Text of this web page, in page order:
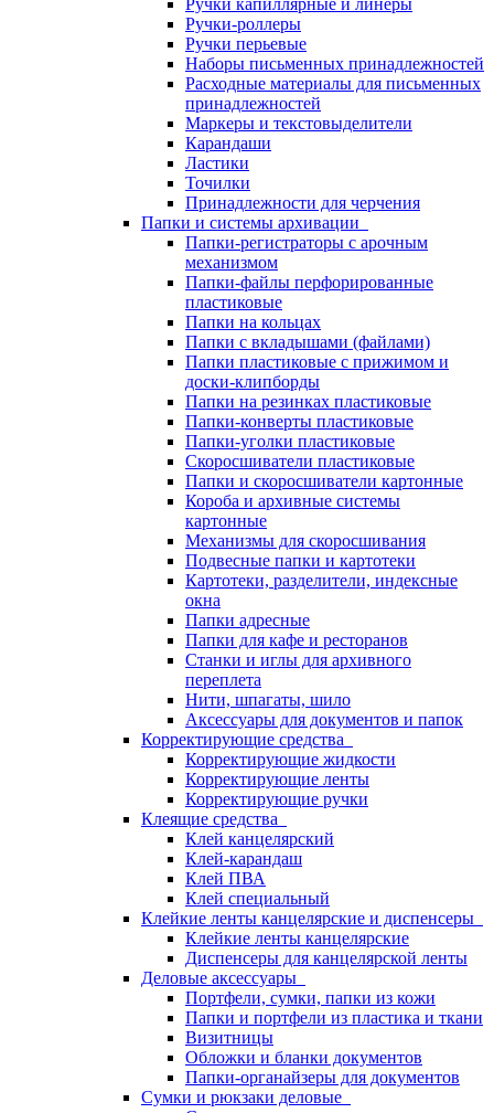
Ручки капиллярные и линеры
Ручки-роллеры
Ручки перьевые
Наборы письменных принадлежностей
Расходные материалы для письменных
принадлежностей
Маркеры и текстовыделители
Карандаши
Ластики
Точилки
Принадлежности для черчения
Папки и системы архивации
Папки-регистраторы с арочным
механизмом
Папки-файлы перфорированные
пластиковые
Папки на кольцах
Папки с вкладышами (файлами)
Папки пластиковые с прижимом и
доски-клипборды
Папки на резинках пластиковые
Папки-конверты пластиковые
Папки-уголки пластиковые
Скоросшиватели пластиковые
Папки и скоросшиватели картонные
Короба и архивные системы
картонные
Механизмы для скоросшивания
Подвесные папки и картотеки
Картотеки, разделители, индексные
окна
Папки адресные
Папки для кафе и ресторанов
Станки и иглы для архивного
переплета
Нити, шпагаты, шило
Аксессуары для документов и папок
Корректирующие средства
Корректирующие жидкости
Корректирующие ленты
Корректирующие ручки
Клеящие средства
Клей канцелярский
Клей-карандаш
Клей ПВА
Клей специальный
Клейкие ленты канцелярские и диспенсеры
Клейкие ленты канцелярские
Диспенсеры для канцелярской ленты
Деловые аксессуары
Портфели, сумки, папки из кожи
Папки и портфели из пластика и ткани
Визитницы
Обложки и бланки документов
Папки-органайзеры для документов
Сумки и рюкзаки деловые